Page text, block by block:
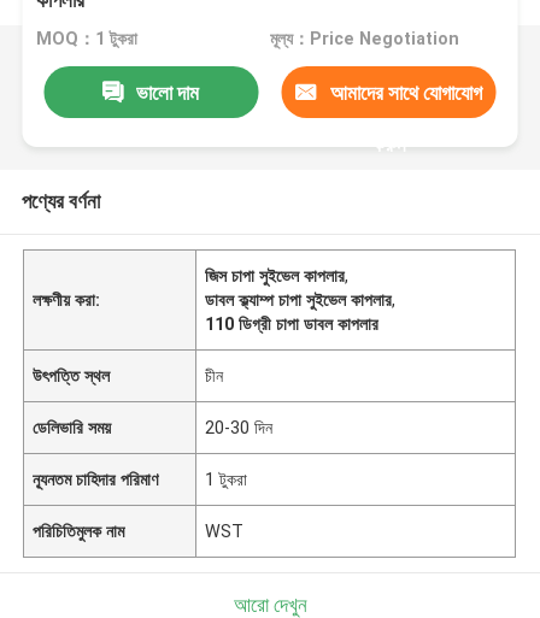
MOQ：1 টুকরা মূল্য：Price Negotiation
ভালো দাম আমাদের সাথে যোগাযোগ
করুন
পণ্যের বর্ণনা
লক্ষণীয় করা:
জিস চাপা সুইভেল কাপলার,
ডাবল ক্ল্যাম্প চাপা সুইভেল কাপলার,
110 ডিগ্রী চাপা ডাবল কাপলার
উৎপত্তি স্থল চীন
ডেলিভারি সময় 20-30 দিন
ন্যূনতম চাহিদার পরিমাণ 1 টুকরা
পরিচিতিমুলক নাম WST
আরো দেখুন